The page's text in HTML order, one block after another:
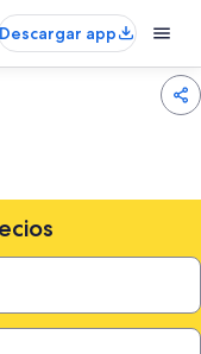
Descargar app